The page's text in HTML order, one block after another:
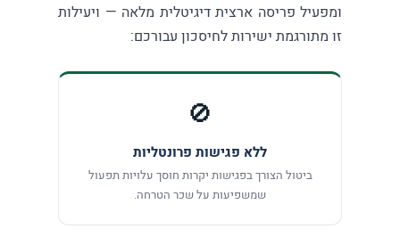
ומפעיל פריסה ארצית דיגיטלית מלאה — ויעילות
זו מתורגמת ישירות לחיסכון עבורכם:
🚫
ללא פגישות פרונטליות
ביטול הצורך בפגישות יקרות חוסך עלויות תפעול
שמשפיעות על שכר הטרחה.